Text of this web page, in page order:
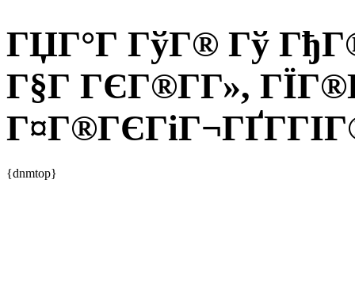
ГЏГ°Г ГўГ® Гў
Г§Г ГЄГ®Г­Г»,
{dnmtop}